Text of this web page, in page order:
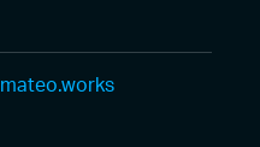
mateo.works